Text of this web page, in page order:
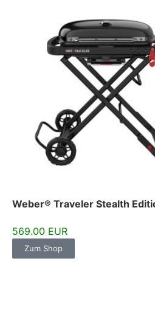
Weber® Traveler Stealth
569.00 EUR
Zum Shop